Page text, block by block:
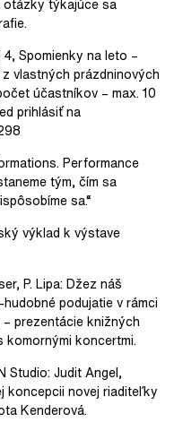
otázky týkajúce sa
Spomienky na leto –
vlastných prázdninových
účastníkov – max. 10
prihlásiť na
Performance
tým, čím sa
sa.“
výklad k výstave
P. Lipa: Džez náš
podujatie v rámci
prezentácie knižných
koncertmi.
Studio: Judit Angel,
koncepcii novej riaditeľky
Kenderová.